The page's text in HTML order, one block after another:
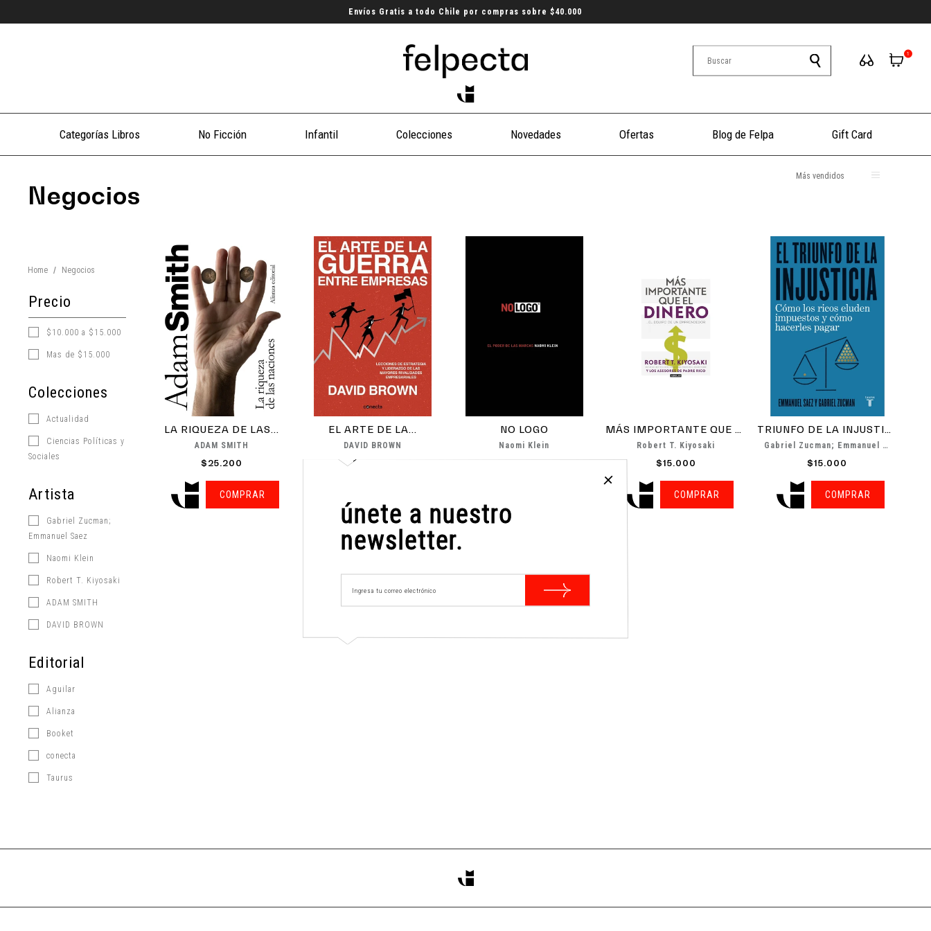
Envíos Gratis a todo Chile por compras sobre $40.000
1
Categorías Libros No Ficción Infantil Colecciones Novedades Ofertas Blog de Felpa Gift Card
Negocios
Home / Negocios
Precio
$10.000 a $15.000
Mas de $15.000
Colecciones
Actualidad
Ciencias Políticas y
Sociales
Artista
Gabriel Zucman;
Emmanuel Saez
Naomi Klein
Robert T. Kiyosaki
ADAM SMITH
DAVID BROWN
Editorial
Aguilar
Alianza
Booket
conecta
Taurus
LA RIQUEZA DE LAS...
ADAM SMITH
$25.200
COMPRAR
EL ARTE DE LA...
DAVID BROWN
$15.000
NO LOGO
Naomi Klein
$12.900
MÁS IMPORTANTE QUE EL...
Robert T. Kiyosaki
$15.000
COMPRAR
TRIUNFO DE LA INJUSTICIA
Gabriel Zucman; Emmanuel Saez
$15.000
COMPRAR
+
únete a nuestro
newsletter.